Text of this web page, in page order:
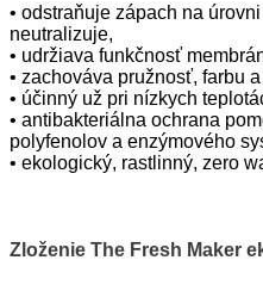
• odstraňuje zápach na
neutralizuje,
• udržiava funkčnosť
• zachováva pružnosť, farbu
• účinný už pri nízkych
• antibakteriálna ochrana
polyfenolov a enzýmového
• ekologický, rastlinný, zero
Zloženie The Fresh Maker